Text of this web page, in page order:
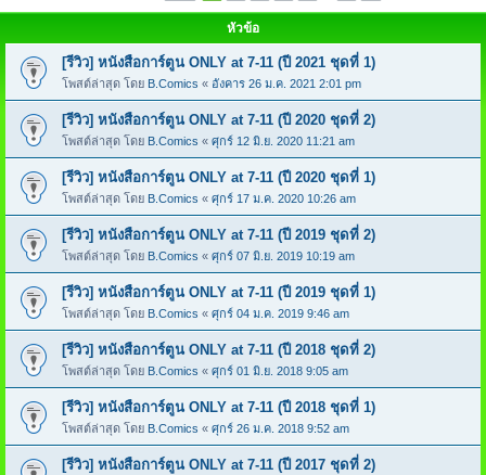
หัวข้อ
[รีวิว] หนังสือการ์ตูน ONLY at 7-11 (ปี 2021 ชุดที่ 1)
โพสต์ล่าสุด โดย B.Comics « อังคาร 26 ม.ค. 2021 2:01 pm
[รีวิว] หนังสือการ์ตูน ONLY at 7-11 (ปี 2020 ชุดที่ 2)
โพสต์ล่าสุด โดย B.Comics « ศุกร์ 12 มิ.ย. 2020 11:21 am
[รีวิว] หนังสือการ์ตูน ONLY at 7-11 (ปี 2020 ชุดที่ 1)
โพสต์ล่าสุด โดย B.Comics « ศุกร์ 17 ม.ค. 2020 10:26 am
[รีวิว] หนังสือการ์ตูน ONLY at 7-11 (ปี 2019 ชุดที่ 2)
โพสต์ล่าสุด โดย B.Comics « ศุกร์ 07 มิ.ย. 2019 10:19 am
[รีวิว] หนังสือการ์ตูน ONLY at 7-11 (ปี 2019 ชุดที่ 1)
โพสต์ล่าสุด โดย B.Comics « ศุกร์ 04 ม.ค. 2019 9:46 am
[รีวิว] หนังสือการ์ตูน ONLY at 7-11 (ปี 2018 ชุดที่ 2)
โพสต์ล่าสุด โดย B.Comics « ศุกร์ 01 มิ.ย. 2018 9:05 am
[รีวิว] หนังสือการ์ตูน ONLY at 7-11 (ปี 2018 ชุดที่ 1)
โพสต์ล่าสุด โดย B.Comics « ศุกร์ 26 ม.ค. 2018 9:52 am
[รีวิว] หนังสือการ์ตูน ONLY at 7-11 (ปี 2017 ชุดที่ 2)